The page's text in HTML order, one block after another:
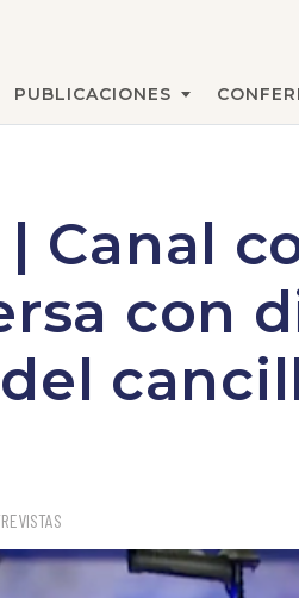
PUBLICACIONES
BUSCAR
| Canal
con